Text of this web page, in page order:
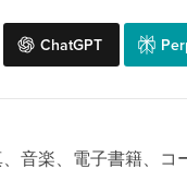
ChatGPT
音楽、電子書籍、コ